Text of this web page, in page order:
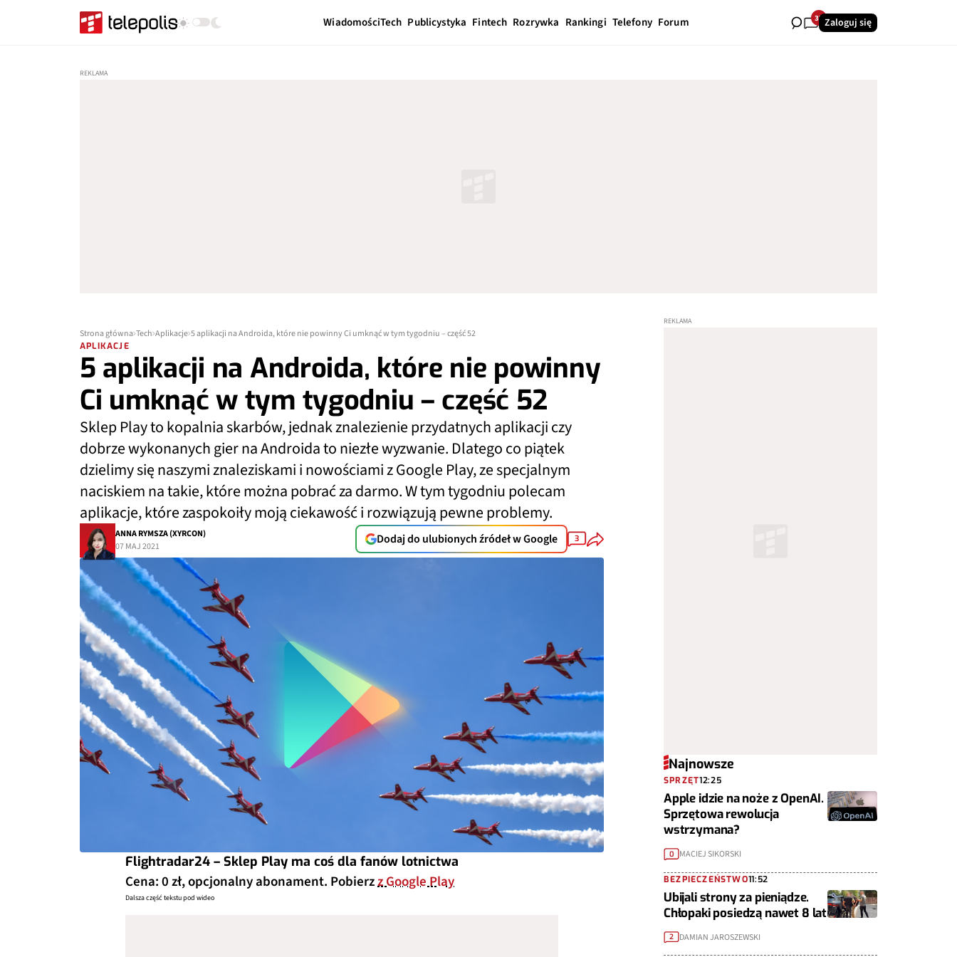
WiadomościTech Publicystyka Fintech Rozrywka Rankingi Telefony Forum 37Zaloguj się
Strona główna Tech Aplikacje 5 aplikacji na Androida, które nie powinny Ci umknąć w tym tygodniu – część 52
APLIKACJE
5 aplikacji na Androida, które nie powinny
Ci umknąć w tym tygodniu – część 52
Sklep Play to kopalnia skarbów, jednak znalezienie przydatnych aplikacji czy
dobrze wykonanych gier na Androida to niezłe wyzwanie. Dlatego co piątek
dzielimy się naszymi znaleziskami i nowościami z Google Play, ze specjalnym
naciskiem na takie, które można pobrać za darmo. W tym tygodniu polecam
aplikacje, które zaspokoiły moją ciekawość i rozwiązują pewne problemy.
ANNA RYMSZA (XYRCON)
07 MAJ 2021
Dodaj do ulubionych źródeł w Google 3
Flightradar24 – Sklep Play ma coś dla fanów lotnictwa
Cena: 0 zł, opcjonalny abonament. Pobierzz Google Play
Dalsza część tekstu pod wideo
Najnowsze
SPRZĘT12:25
Apple idzie na noże z OpenAI.
Sprzętowa rewolucja
wstrzymana?
0 MACIEJ SIKORSKI
BEZPIECZEŃSTWO11:52
Ubijali strony za pieniądze.
Chłopaki posiedzą nawet 8 lat
2 DAMIAN JAROSZEWSKI